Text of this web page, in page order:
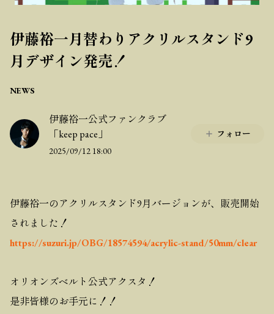
伊藤裕一月替わりアクリルスタンド9
月デザイン発売！
NEWS
伊藤裕一公式ファンクラブ
「keep pace」
2025/09/12 18:00
フォロー
伊藤裕一のアクリルスタンド9月バージョンが、販売開始
されました！
https://suzuri.jp/OBG/18574594/acrylic-stand/50mm/clear
オリオンズベルト公式アクスタ！
是非皆様のお手元に！！